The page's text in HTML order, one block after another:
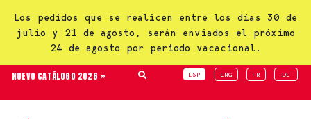
Los pedidos que se realicen entre los días 30 de
julio y 21 de agosto, serán enviados el próximo
24 de agosto por periodo vacacional.
NUEVO CATÁLOGO 2026 » ESP ENG FR DE